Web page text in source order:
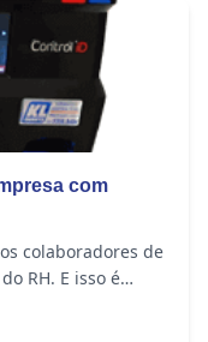
com
colaboradores de
RH. E isso é